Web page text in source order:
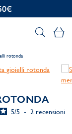
Il
rotonda
5/5 - 2 recensioni